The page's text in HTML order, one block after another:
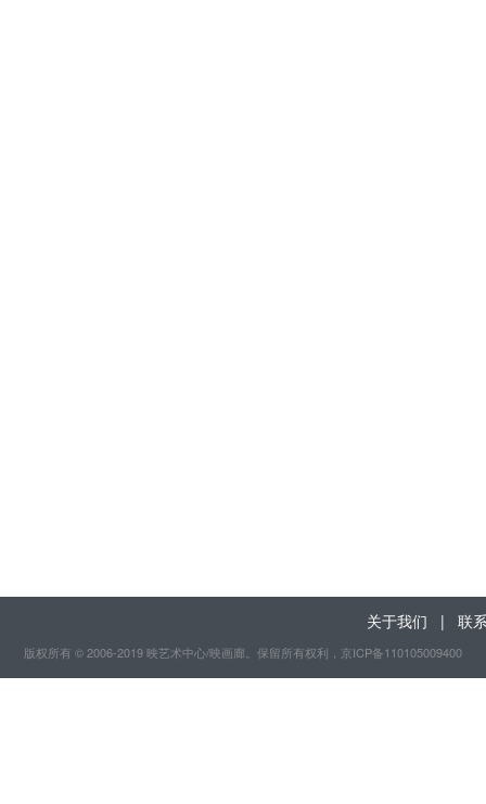
关于我们 | 联
版权所有 © 2006-2019 映艺术中心/映画廊。保留所有权利 ，京ICP备110105009400